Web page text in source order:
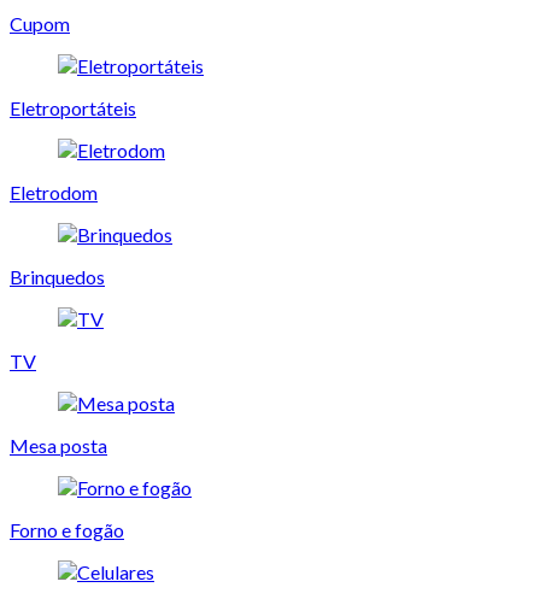
Cupom
Eletroportáteis
Eletrodom
Brinquedos
TV
Mesa posta
Forno e fogão